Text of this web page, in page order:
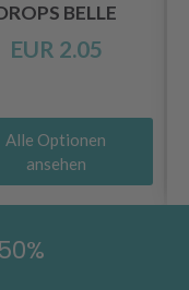
BELLE
EUR 2.05
Alle Optionen
ansehen